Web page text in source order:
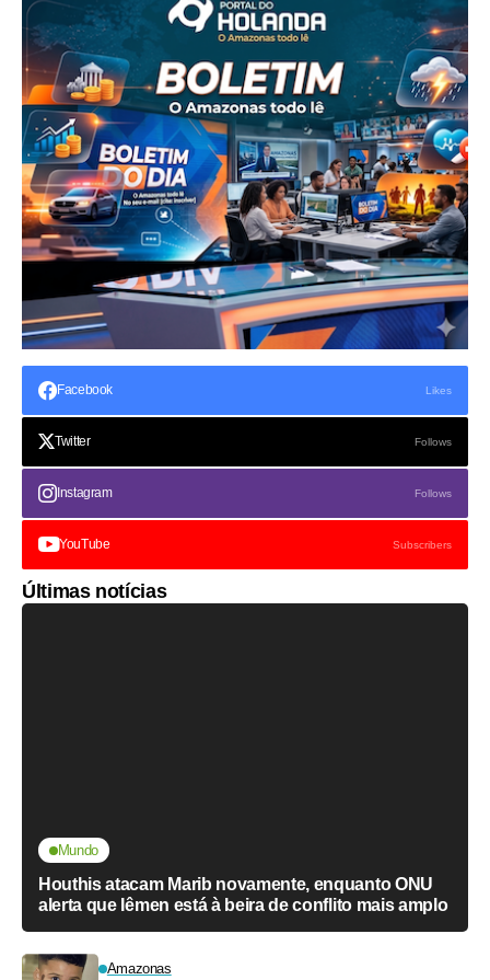
Facebook Likes
Twitter Follows
Instagram Follows
YouTube Subscribers
Últimas notícias
Mundo
Houthis atacam Marib novamente, enquanto ONU
alerta que Iêmen está à beira de conflito mais amplo
Amazonas